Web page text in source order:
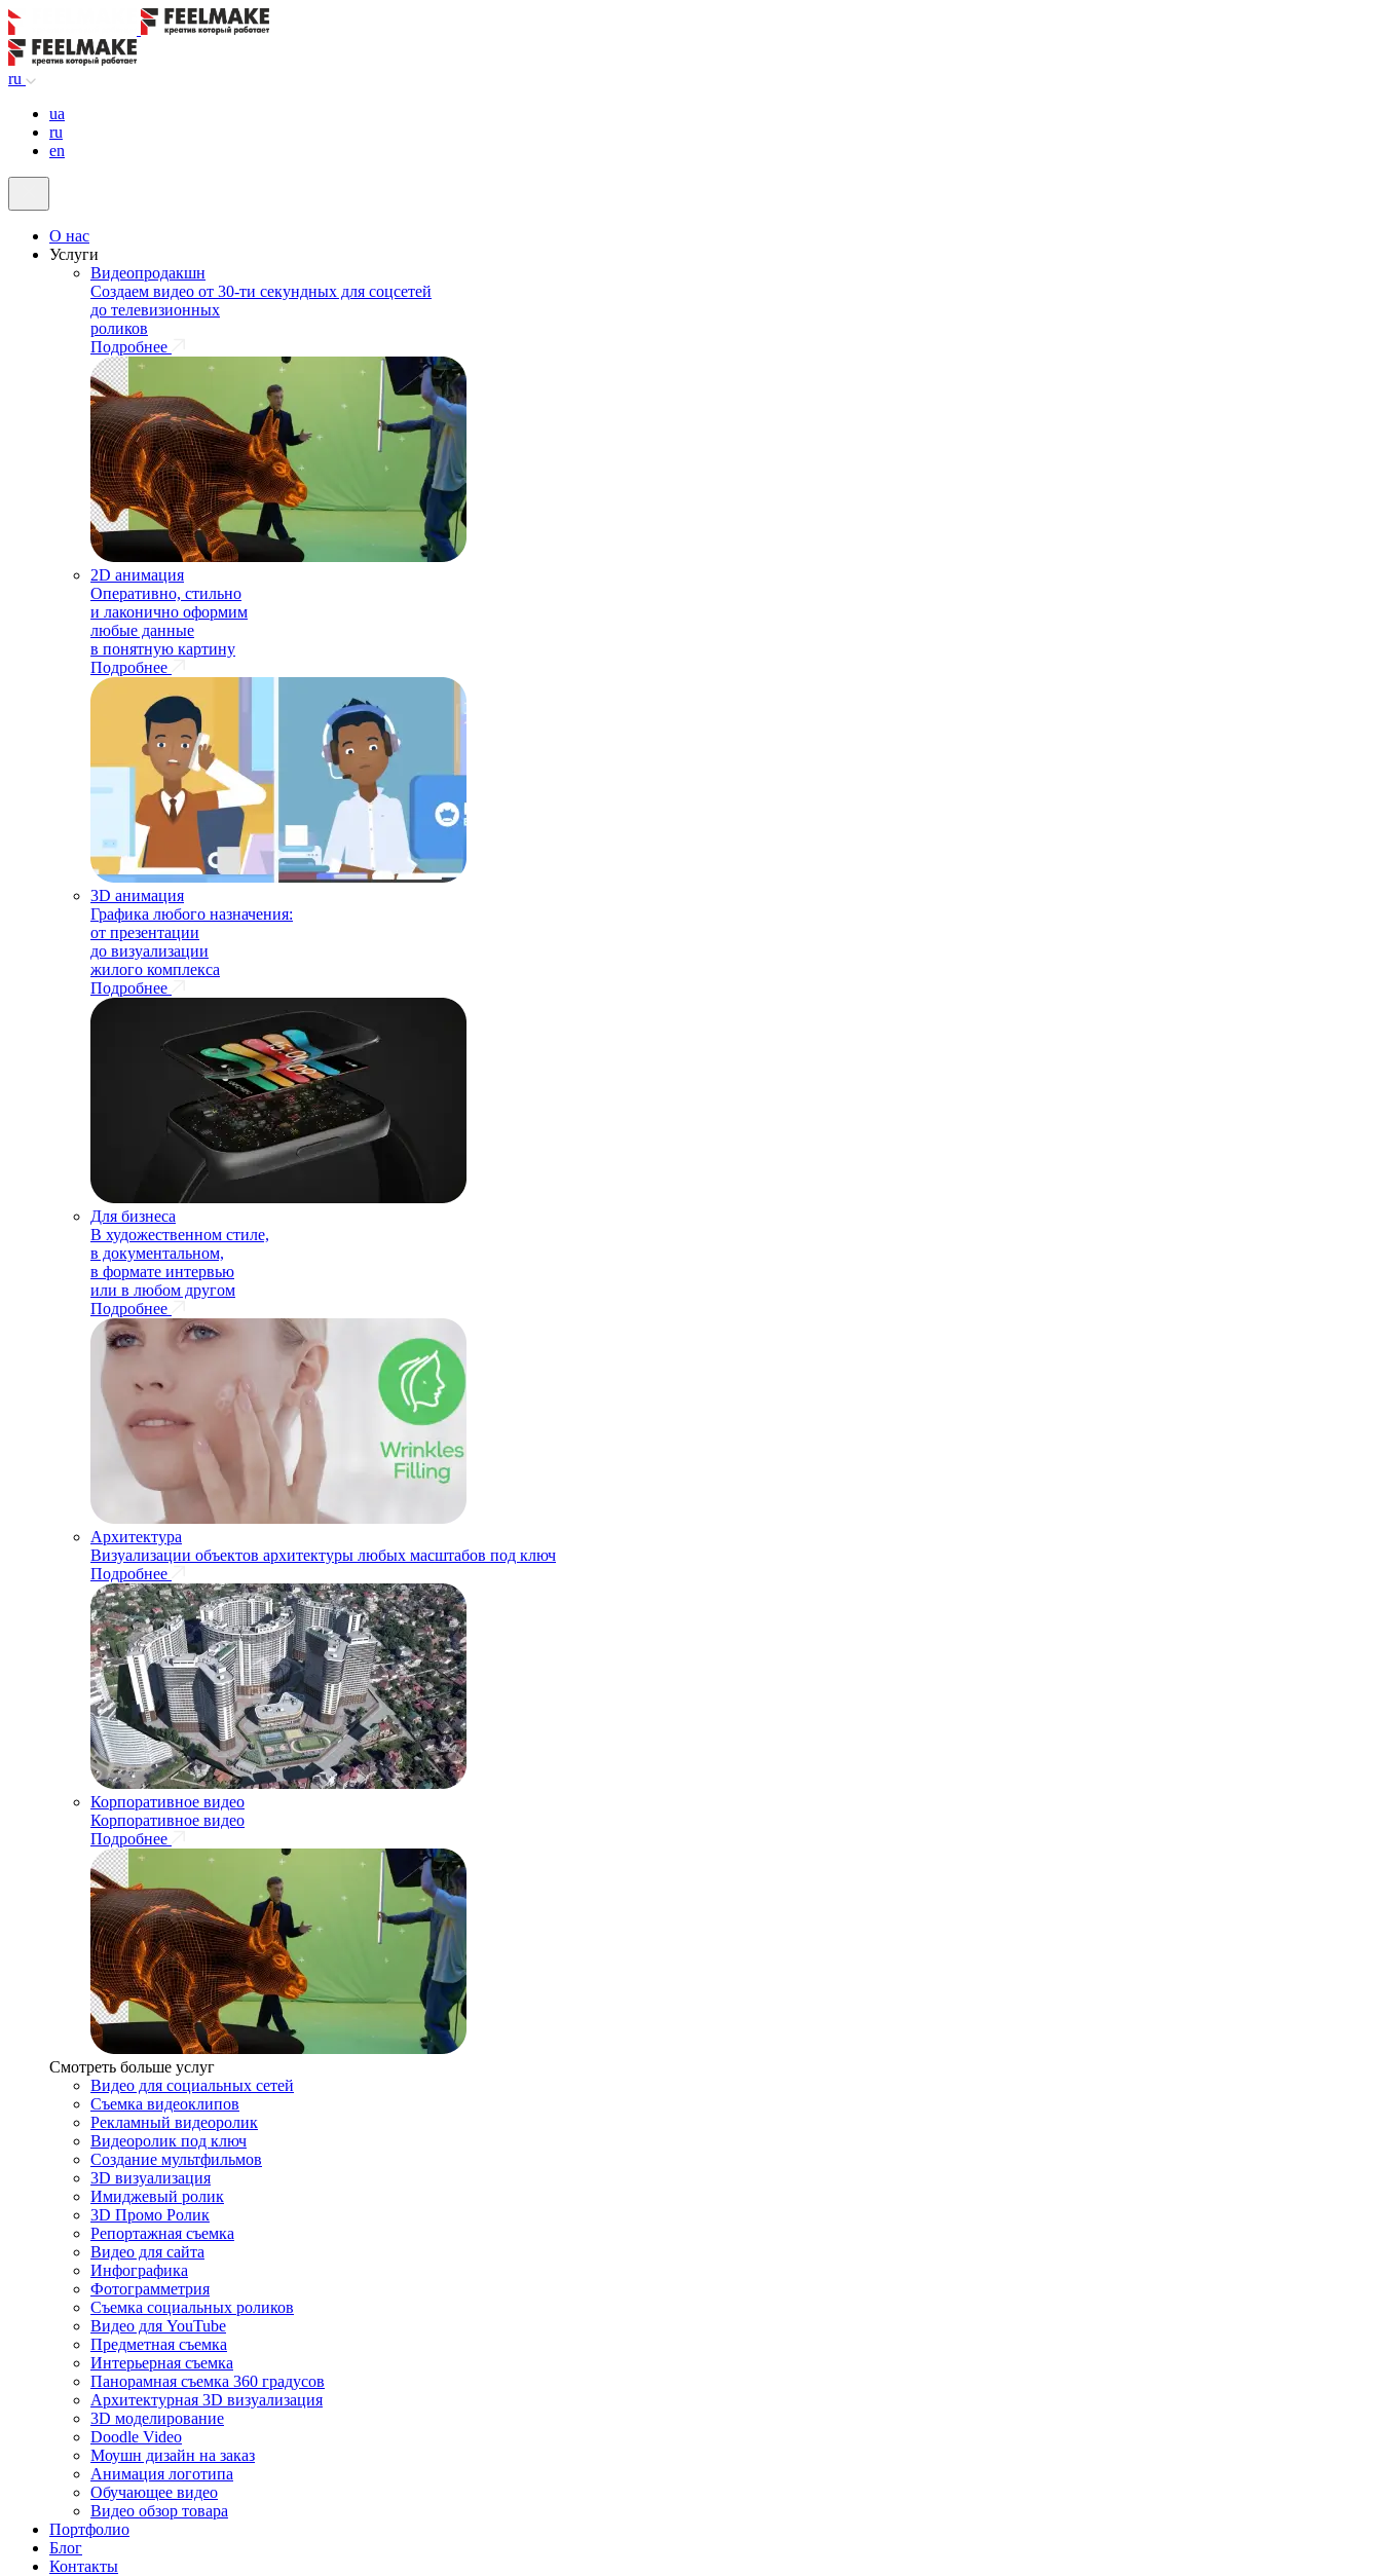
ru
ua
ru
en
О нас
Услуги
Видеопродакшн
Создаем видео от 30-ти секундных для соцсетей
до телевизионных
роликов
Подробнее
2D анимация
Оперативно, стильно
и лаконично оформим
любые данные
в понятную картину
Подробнее
3D анимация
Графика любого назначения:
от презентации
до визуализации
жилого комплекса
Подробнее
Для бизнеса
В художественном стиле,
в документальном,
в формате интервью
или в любом другом
Подробнее
Архитектура
Визуализации объектов архитектуры любых масштабов под ключ
Подробнее
Корпоративное видео
Корпоративное видео
Подробнее
Смотреть больше услуг
Видео для социальных сетей
Съемка видеоклипов
Рекламный видеоролик
Видеоролик под ключ
Создание мультфильмов
3D визуализация
Имиджевый ролик
3D Промо Ролик
Репортажная съемка
Видео для сайта
Инфографика
Фотограмметрия
Съемка социальных роликов
Видео для YouTube
Предметная съемка
Интерьерная съемка
Панорамная съемка 360 градусов
Архитектурная 3D визуализация
3D моделирование
Doodle Video
Моушн дизайн на заказ
Анимация логотипа
Обучающее видео
Видео обзор товара
Портфолио
Блог
Контакты